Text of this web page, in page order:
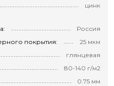
цинк
Россия
покрытия:
25 мкм
глянцевая
80-140 г/м2
0.75 мм